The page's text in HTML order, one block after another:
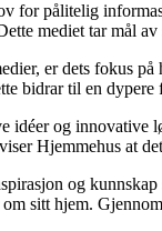
for pålitelig
mediet tar mål
er dets fokus
bidrar til en
idéer og innovative
Hjemmehus at
og
om sitt hjem.